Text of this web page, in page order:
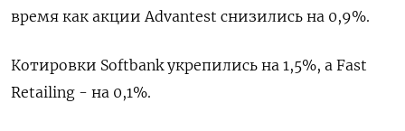
время как акции Advantest снизились на 0,9%.
Котировки Softbank укрепились на 1,5%, а Fast
Retailing - на 0,1%.